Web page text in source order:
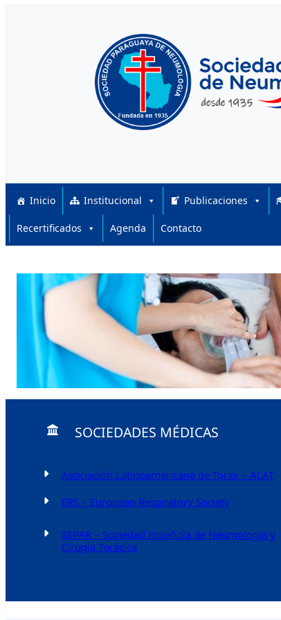
Inicio Institucional Publicaciones
Recertificados Agenda Contacto
SOCIEDADES MÉDICAS
Asociación Latinoamericana de Torax – ALAT
ERS – European Respiratory Society
SEPAR – Sociedad Española de Neumología y
Cirugía Torácica